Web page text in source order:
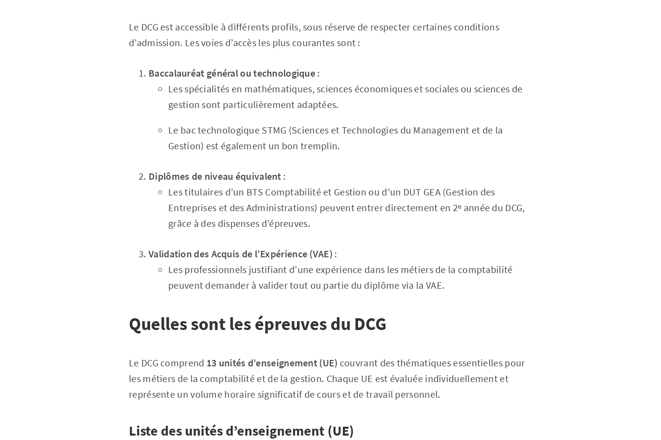
Le DCG est accessible à différents profils, sous réserve de respecter certaines conditions
d’admission. Les voies d’accès les plus courantes sont :
Baccalauréat général ou technologique :
Les spécialités en mathématiques, sciences économiques et sociales ou sciences de
gestion sont particulièrement adaptées.
Le bac technologique STMG (Sciences et Technologies du Management et de la
Gestion) est également un bon tremplin.
Diplômes de niveau équivalent :
Les titulaires d’un BTS Comptabilité et Gestion ou d’un DUT GEA (Gestion des
Entreprises et des Administrations) peuvent entrer directement en 2ᵉ année du DCG,
grâce à des dispenses d’épreuves.
Validation des Acquis de l’Expérience (VAE) :
Les professionnels justifiant d’une expérience dans les métiers de la comptabilité
peuvent demander à valider tout ou partie du diplôme via la VAE.
Quelles sont les épreuves du DCG
Le DCG comprend 13 unités d’enseignement (UE) couvrant des thématiques essentielles pour
les métiers de la comptabilité et de la gestion. Chaque UE est évaluée individuellement et
représente un volume horaire significatif de cours et de travail personnel.
Liste des unités d’enseignement (UE)